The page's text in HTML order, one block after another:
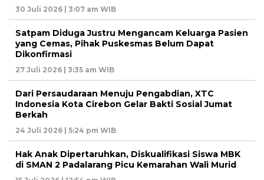
30 Juli 2026 | 3:07 am WIB
Satpam Diduga Justru Mengancam Keluarga Pasien
yang Cemas, Pihak Puskesmas Belum Dapat
Dikonfirmasi
27 Juli 2026 | 3:35 am WIB
Dari Persaudaraan Menuju Pengabdian, XTC
Indonesia Kota Cirebon Gelar Bakti Sosial Jumat
Berkah
24 Juli 2026 | 5:24 pm WIB
Hak Anak Dipertaruhkan, Diskualifikasi Siswa MBK
di SMAN 2 Padalarang Picu Kemarahan Wali Murid